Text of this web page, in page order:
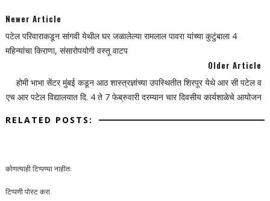
Newer Article
पटेल परिवाराकडून सांगवी येथील घर जळालेल्या रामलाल पावरा यांच्या कुटुंबाला 4
महिन्यांचा किराणा, संसारोपयोगी वस्तू वाटप
Older Article
होमी भाभा सेंटर मुंबई कडून आठ शास्त्रज्ञांच्या उपस्थितीत शिरपूर येथे आर सी पटेल व
एच आर पटेल विद्यालयात दि. 4 ते 7 फेब्रुवारी दरम्यान चार दिवसीय कार्यशाळेचे आयोजन
RELATED POSTS:
कोणत्याही टिप्पण्‍या नाहीत:
टिप्पणी पोस्ट करा